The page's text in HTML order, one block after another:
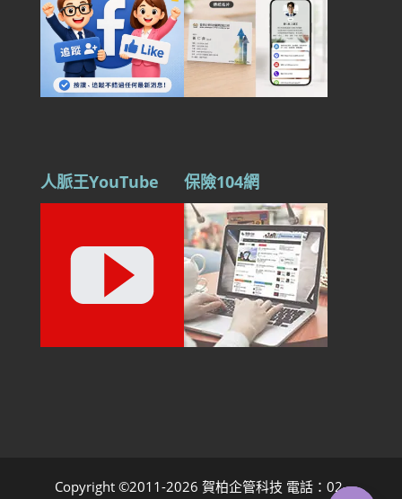
人脈王YouTube 保險104網
Copyright ©2011-2026 賀柏企管科技 電話：02-